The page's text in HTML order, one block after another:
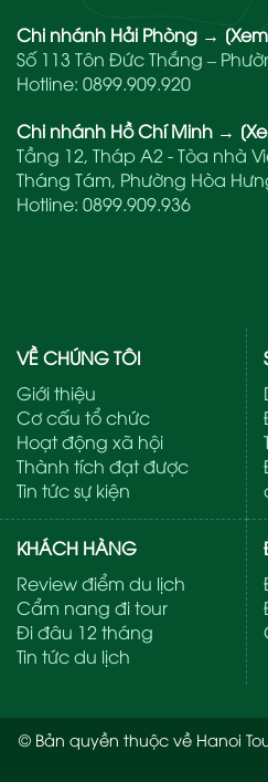
Chi nhánh Hải Phòng →
Số 113 Tôn Đức Thắng –
Hotline: 0899.909.920
Chi nhánh Hồ Chí Minh →
Tầng 12, Tháp A2 - Tòa nhà
Tháng Tám, Phường Hòa
Hotline: 0899.909.936
VỀ CHÚNG TÔI
Giới thiệu
Cơ cấu tổ chức
Hoạt động xã hội
Thành tích đạt được
Tin tức sự kiện
KHÁCH HÀNG
Review điểm du lịch
Cẩm nang đi tour
Đi đâu 12 tháng
Tin tức du lịch
© Bản quyền thuộc về Hanoi